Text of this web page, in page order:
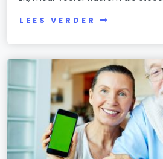
LEES VERDER